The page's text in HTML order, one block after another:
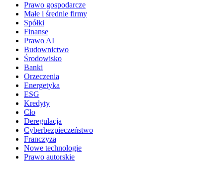
Prawo gospodarcze
Małe i średnie firmy
Spółki
Finanse
Prawo AI
Budownictwo
Środowisko
Banki
Orzeczenia
Energetyka
ESG
Kredyty
Cło
Deregulacja
Cyberbezpieczeństwo
Franczyza
Nowe technologie
Prawo autorskie